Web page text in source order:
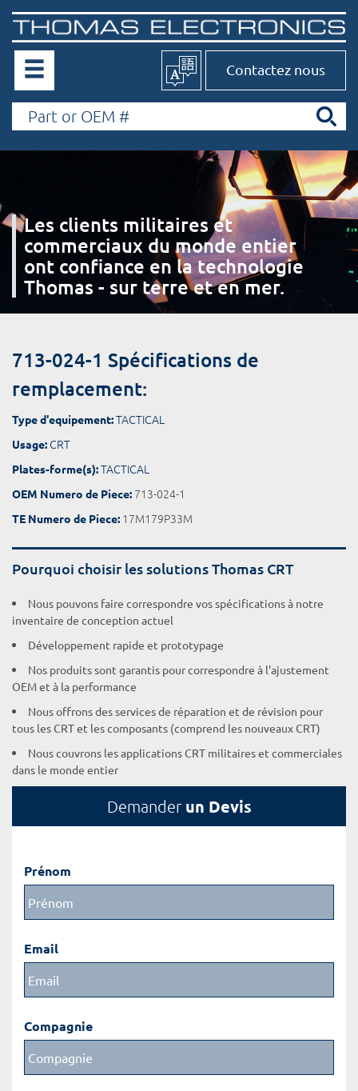
Contactez nous
Les clients militaires et
commerciaux du monde entier
ont confiance en la technologie
Thomas - sur terre et en mer.
713-024-1 Spécifications de
remplacement:
Type d'equipement:TACTICAL
Usage: CRT
Plates-forme(s):TACTICAL
OEM Numero de Piece: 713-024-1
TE Numero de Piece: 17M179P33M
Pourquoi choisir les solutions Thomas CRT
Nous pouvons faire correspondre vos spécifications à notre
inventaire de conception actuel
Développement rapide et prototypage
Nos produits sont garantis pour correspondre à l'ajustement
OEM et à la performance
Nous offrons des services de réparation et de révision pour
tous les CRT et les composants (comprend les nouveaux CRT)
Nous couvrons les applications CRT militaires et commerciales
dans le monde entier
Demander un Devis
Prénom
Email
Compagnie